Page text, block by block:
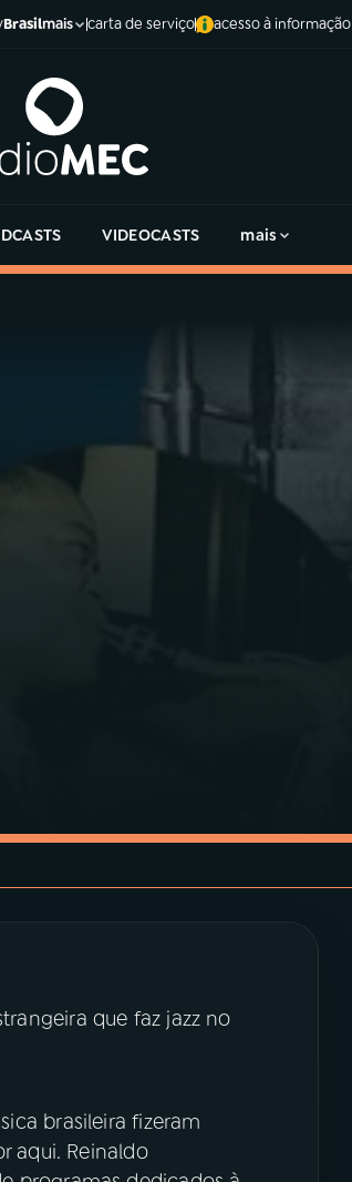
Brasilmais carta de serviço acesso à informação
VIDEOCASTS mais
que faz jazz no
brasileira fizeram
aqui. Reinaldo